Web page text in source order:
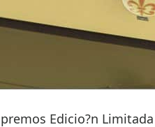
Edicio?n